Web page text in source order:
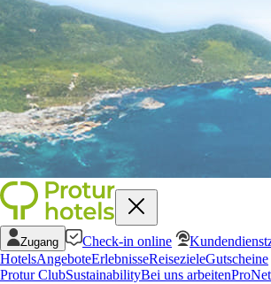
Zugang Check-in online
HotelsAngeboteErlebnisseReisezieleGutscheine
Protur ClubSustainabilityBei uns arbeiten